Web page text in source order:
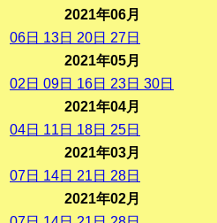
2021年06月
06日 13日 20日 27日
2021年05月
02 日 09日 16日 23日 30日
2021年04月
04日 11 日 18日 25日
2021年03月
07日 14日 21 日 28日
2021年02月